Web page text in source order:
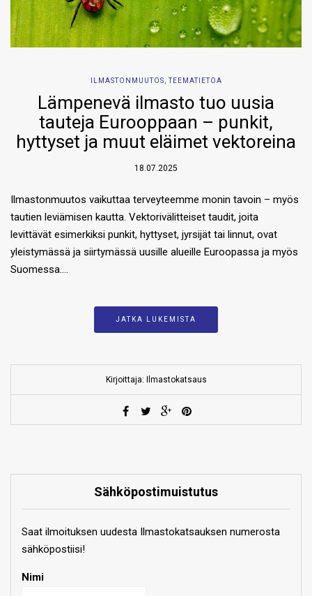
ILMASTONMUUTOS,TEEMATIETOA
Lämpenevä ilmasto tuo uusia
tauteja Eurooppaan – punkit,
hyttyset ja muut eläimet vektoreina
18.07.2025
Ilmastonmuutos vaikuttaa terveyteemme monin tavoin – myös
tautien leviämisen kautta. Vektorivälitteiset taudit, joita
levittävät esimerkiksi punkit, hyttyset, jyrsijät tai linnut, ovat
yleistymässä ja siirtymässä uusille alueille Euroopassa ja myös
Suomessa….
JATKA LUKEMISTA
Kirjoittaja: Ilmastokatsaus
Sähköpostimuistutus
Saat ilmoituksen uudesta Ilmastokatsauksen numerosta
sähköpostiisi!
Nimi